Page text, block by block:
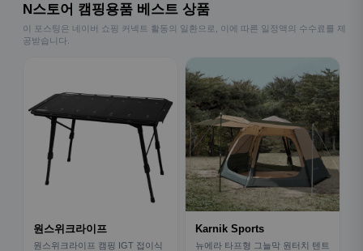
N스토어 캠핑용품 베스트 상품
이 포스팅은 네이버 쇼핑 커넥트 활동의 일환으로, 이에 따른 일정액의 수수료를 제
공받습니다.
원스위크라이프
원스위크라이프 캠핑 IGT 접이식
Karnik Sports
뉴에라 타프형 그늘막 원터치 텐트